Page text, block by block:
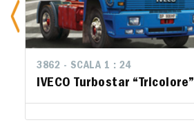
3862 - SCALA 1 : 24
IVECO Turbostar “Tricolore”